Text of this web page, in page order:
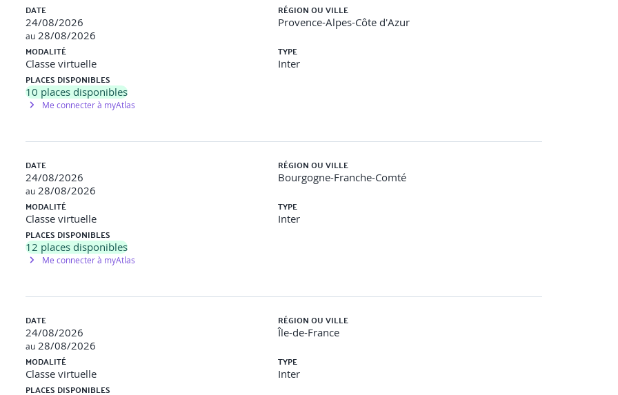
sécurité.
/ conformité
ISO 27005, ISO 31000, ISO 22301
DSS) à titre illustratif
ISO 27001 / autres normes.
DATE
24/08/2026
au 28/08/2026
RÉGION OU VILLE
Provence-Alpes-Côte d'Azur
MODALITÉ
Classe virtuelle
TYPE
Inter
PLACES DISPONIBLES
10 places disponibles
Me connecter à myAtlas
DATE
24/08/2026
au 28/08/2026
RÉGION OU VILLE
Bourgogne-Franche-Comté
MODALITÉ
Classe virtuelle
TYPE
Inter
PLACES DISPONIBLES
12 places disponibles
Me connecter à myAtlas
DATE
24/08/2026
au 28/08/2026
RÉGION OU VILLE
Île-de-France
MODALITÉ
Classe virtuelle
TYPE
Inter
PLACES DISPONIBLES